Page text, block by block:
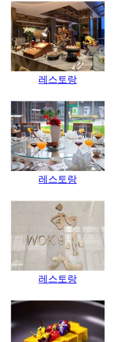
레스토랑
레스토랑
레스토랑